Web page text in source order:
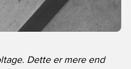
Dette er mere end